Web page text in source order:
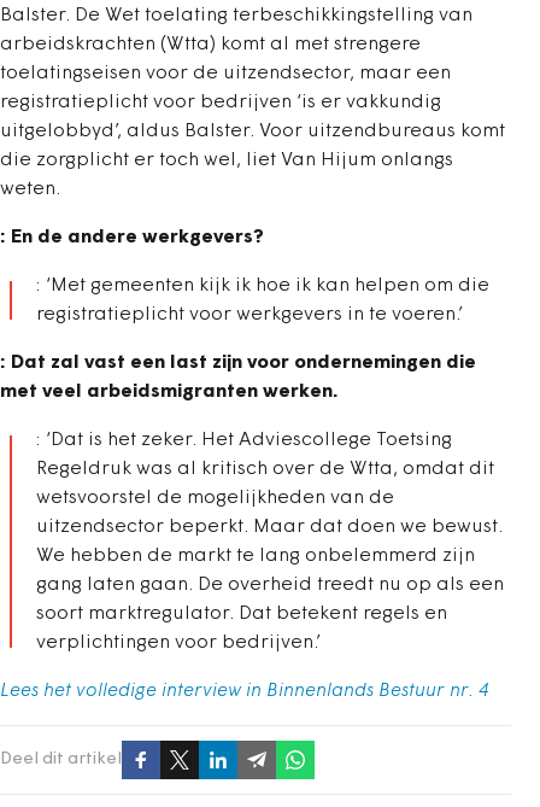
Balster. De Wet toelating terbeschikkingstelling van
arbeidskrachten (Wtta) komt al met strengere
toelatingseisen voor de uitzendsector, maar een
registratieplicht voor bedrijven ‘is er vakkundig
uitgelobbyd’, aldus Balster. Voor uitzendbureaus komt
die zorgplicht er toch wel, liet Van Hijum onlangs
weten.
: En de andere werkgevers?
: ‘Met gemeenten kijk ik hoe ik kan helpen om die
registratieplicht voor werkgevers in te voeren.’
: Dat zal vast een last zijn voor ondernemingen die
met veel arbeidsmigranten werken.
: ‘Dat is het zeker. Het Adviescollege Toetsing
Regeldruk was al kritisch over de Wtta, omdat dit
wetsvoorstel de mogelijkheden van de
uitzendsector beperkt. Maar dat doen we bewust.
We hebben de markt te lang onbelemmerd zijn
gang laten gaan. De overheid treedt nu op als een
soort marktregulator. Dat betekent regels en
verplichtingen voor bedrijven.’
Lees het volledige interview in Binnenlands Bestuur nr. 4
Deel dit artikel